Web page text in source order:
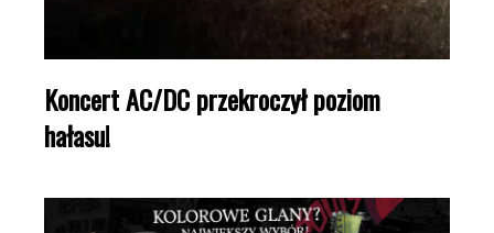
Koncert AC/DC przekroczył poziom
hałasu!